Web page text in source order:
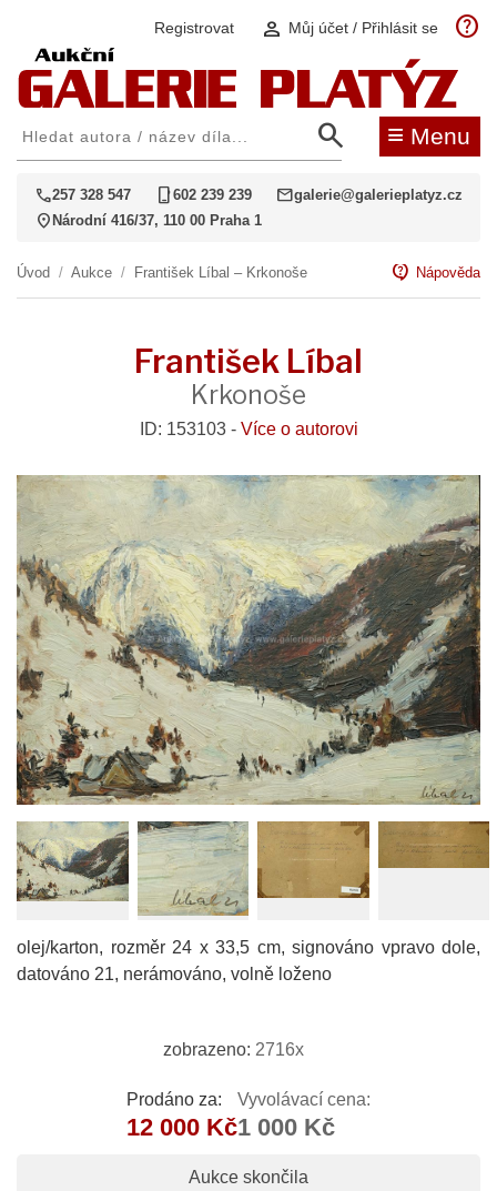
Registrovat person Můj účet / Přihlásit se help
search ≡ Menu
call257 328 547 phone_iphone602 239 239 mailgalerie@galerieplatyz.cz
location_on Národní 416/37, 110 00 Praha 1
Úvod / Aukce / František Líbal – Krkonoše contact_support Nápověda
František Líbal
Krkonoše
ID: 153103 - Více o autorovi
olej/karton, rozměr 24 x 33,5 cm, signováno vpravo dole,
datováno 21, nerámováno, volně loženo
zobrazeno: 2716x
Prodáno za:
12 000 Kč
Vyvolávací cena:
1 000 Kč
Aukce skončila